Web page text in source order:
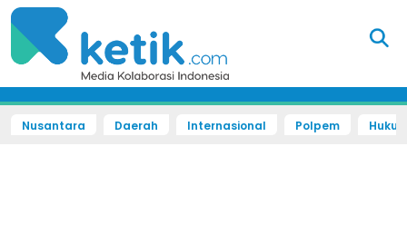
Nusantara Daerah Internasional Polpem